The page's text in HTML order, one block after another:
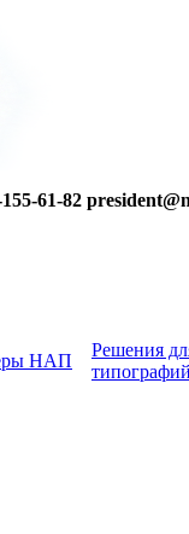
61-82
НАП
Решения
типографий